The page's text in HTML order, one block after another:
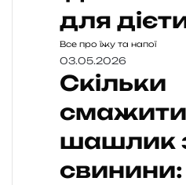
для
Все про їжу та напої
03.05.2026
Скільки
смажити
шашлик